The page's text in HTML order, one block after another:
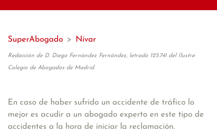
SuperAbogado > Nívar
Redacción de D. Diego Fernández Fernández, letrado 125.741 del Ilustre
Colegio de Abogados de Madrid.
En caso de haber sufrido un accidente de tráfico lo
mejor es acudir a un abogado experto en este tipo de
accidentes a la hora de iniciar la reclamación.